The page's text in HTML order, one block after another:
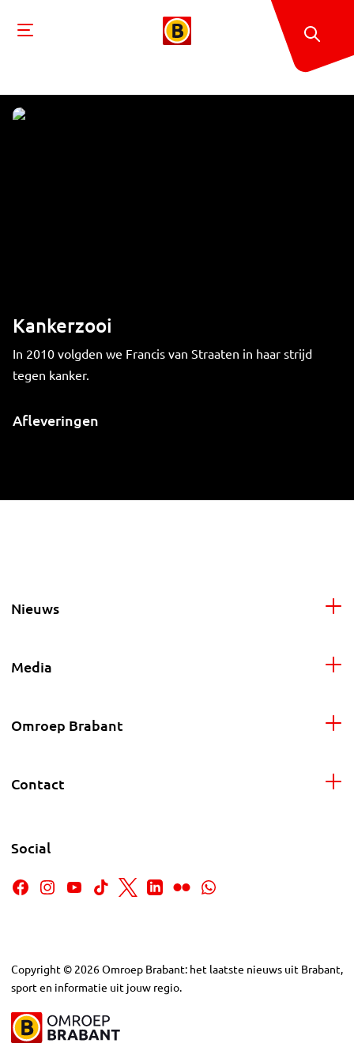
Kankerzooi
In 2010 volgden we Francis van Straaten in haar strijd
tegen kanker.
Afleveringen
Nieuws
Media
Omroep Brabant
Contact
Social
Copyright © 2026Omroep Brabant: het laatste nieuws uit Brabant,
sport en informatie uit jouw regio.